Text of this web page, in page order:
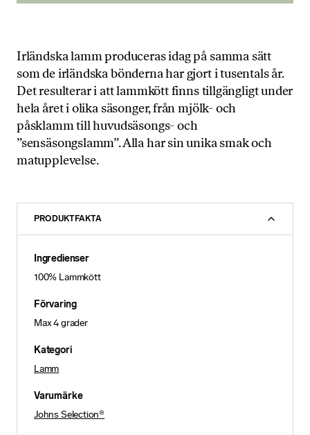
Irländska lamm produceras idag på samma sätt
som de irländska bönderna har gjort i tusentals år.
Det resulterar i att lammkött finns tillgängligt under
hela året i olika säsonger, från mjölk- och
påsklamm till huvudsäsongs- och
”sensäsongslamm”. Alla har sin unika smak och
matupplevelse.
PRODUKTFAKTA
Ingredienser
100% Lammkött
Förvaring
Max 4 grader
Kategori
Lamm
Varumärke
Johns Selection®